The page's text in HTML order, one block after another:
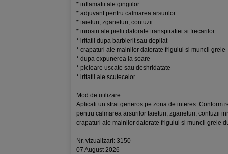
* inflamatii ale gingiilor
* adjuvant pentru calmarea arsurilor
* taieturi, zgarieturi, contuzii
* inrosiri ale pielii datorate transpiratiei si frecarilor
* iritatii dupa barbierit sau depilat
* crapaturi ale mainilor datorate frigului si muncii grele
* dupa expunerea la soare
* picioare uscate sau deshridatate
* iritatii ale scutecelor
Mod de utilizare:
Aplicati un strat generos pe zona de interes.
pentru calmarea arsurilor taieturi, zgarieturi, contuzii
crapaturi ale mainilor datorate frigului si muncii grele
Nr. vizualizari: 3150
07 August 2026